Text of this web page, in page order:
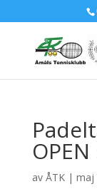
av ÅTK| maj